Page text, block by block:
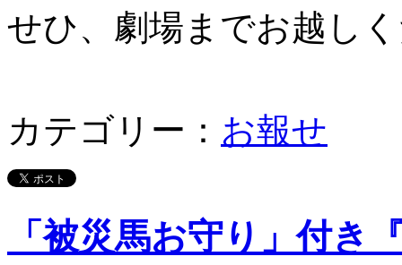
せひ、劇場までお越し
カテゴリー： お報せ
「被災馬お守り」付き